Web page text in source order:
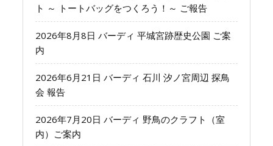
ト ～ トートバッグをつくろう！～ ご報告
2026年8月8日 バーディ 平城宮跡歴史公園 ご案
内
2026年6月21日 バーディ 石川 汐ノ宮周辺 探鳥
会 報告
2026年7月20日 バーディ 野鳥のクラフト（室
内）ご案内